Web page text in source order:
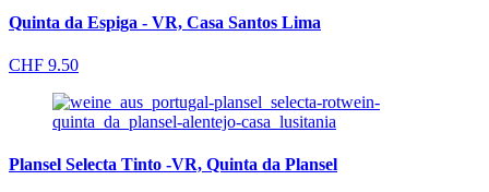
Quinta da Espiga - VR, Casa Santos Lima
CHF 9.50
Plansel Selecta Tinto -VR, Quinta da Plansel